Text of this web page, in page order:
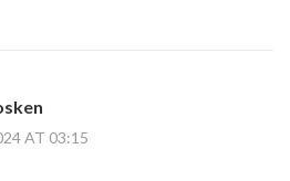
AT 03:15